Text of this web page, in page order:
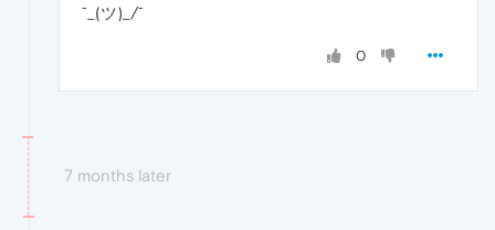
¯_(ツ)_/¯
0
7 months later